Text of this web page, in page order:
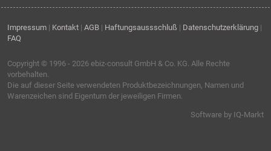
Impressum | Kontakt | AGB | Haftungsaussschluß | Datenschutzerklärung |
FAQ
Copyright © 1996 - 2026 ebiz-consult GmbH & Co. KG. Alle Rechte
vorbehalten.
Die auf dieser Seite verwendeten Produktbezeichnungen, Namen und
Warenzeichen sind Eigentum der jeweiligen Firmen.
Software by IQ-Markt